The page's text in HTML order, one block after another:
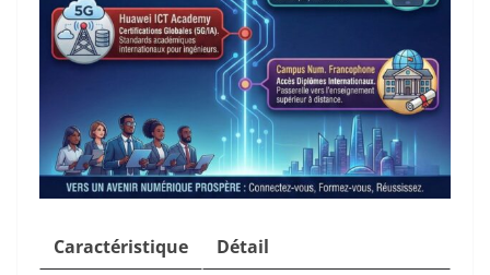
Caractéristique
Détail